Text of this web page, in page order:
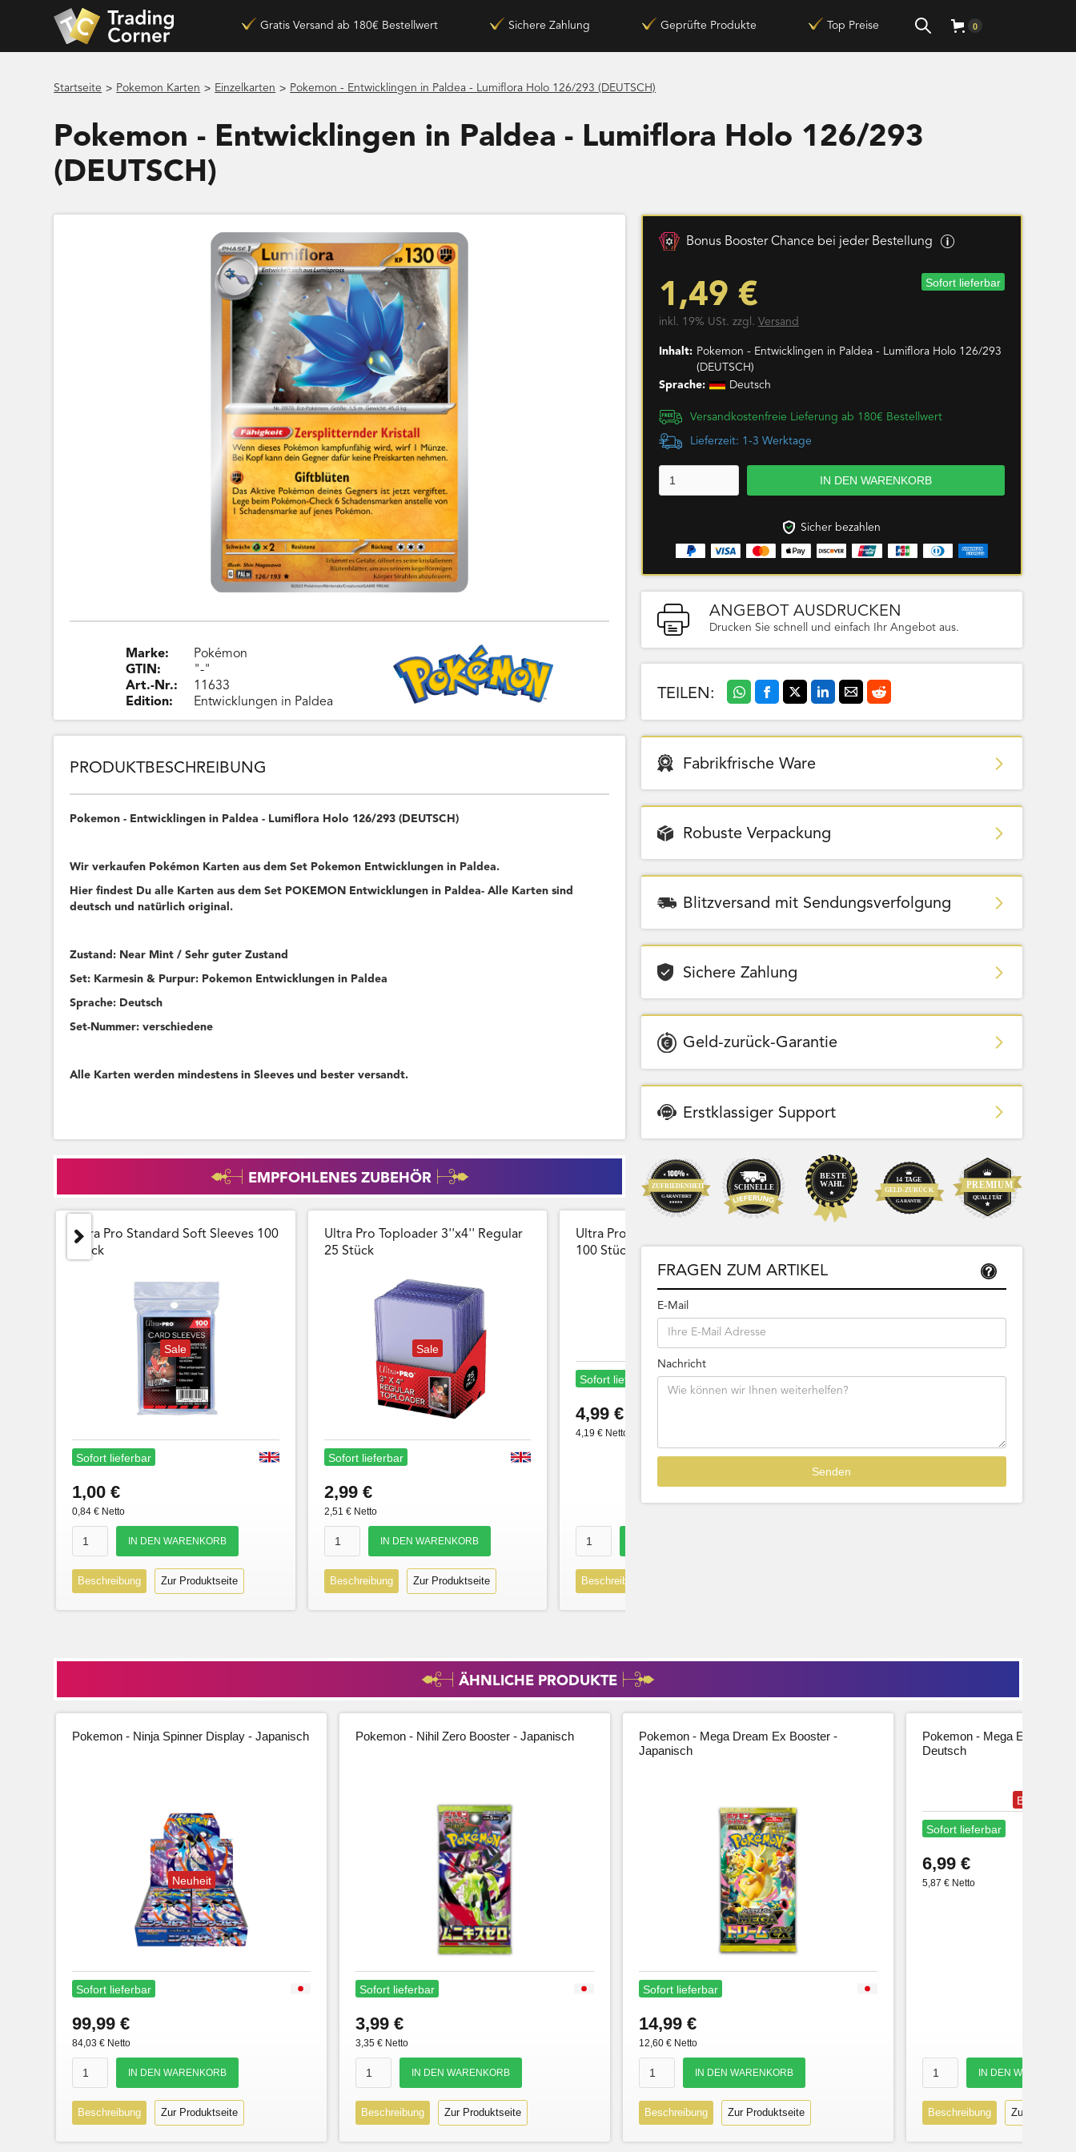
Gratis Versand ab 180€ Bestellwert Sichere Zahlung Geprüfte Produkte Top Preise 0
Startseite > Pokemon Karten > Einzelkarten > Pokemon - Entwicklingen in Paldea - Lumiflora Holo 126/293 (DEUTSCH)
Pokemon - Entwicklingen in Paldea - Lumiflora Holo 126/293
(DEUTSCH)
Marke:
GTIN:
Art.-Nr.:
Edition:
Pokémon
"-"
11633
Entwicklungen in Paldea
Bonus Booster Chance bei jeder Bestellung
1,49 € Sofort lieferbar
inkl. 19% USt. zzgl. Versand
Inhalt: Pokemon - Entwicklingen in Paldea - Lumiflora Holo 126/293
(DEUTSCH)
Sprache:
Deutsch
Versandkostenfreie Lieferung ab 180€ Bestellwert
Lieferzeit: 1-3 Werktage
Sicher bezahlen
ANGEBOT AUSDRUCKEN
Drucken Sie schnell und einfach Ihr Angebot aus.
TEILEN:
PRODUKTBESCHREIBUNG
Pokemon - Entwicklingen in Paldea - Lumiflora Holo 126/293 (DEUTSCH)
Wir verkaufen Pokémon Karten aus dem Set Pokemon Entwicklungen in Paldea.
Hier findest Du alle Karten aus dem Set POKEMON Entwicklungen in Paldea- Alle Karten sind
deutsch und natürlich original.
Zustand: Near Mint / Sehr guter Zustand
Set: Karmesin & Purpur: Pokemon Entwicklungen in Paldea
Sprache: Deutsch
Set-Nummer: verschiedene
Alle Karten werden mindestens in Sleeves und bester versandt.
EMPFOHLENES ZUBEHÖR
Ultra Pro Standard Soft Sleeves 100
Stück
Sale
Sofort lieferbar
1,00 €
0,84 € Netto
Beschreibung Zur Produktseite
Ultra Pro Toploader 3''x4'' Regular
25 Stück
Sale
Sofort lieferbar
2,99 €
2,51 € Netto
Beschreibung Zur Produktseite
Ultra Pro Card Sleeves Team Bags
100 Stück Wiederverschließbar
Sofort lieferbar
4,99 €
4,19 € Netto
Beschreibung
Bestseller
Sofort lieferbar
39,99
Fabrikfrische Ware
Robuste Verpackung
Blitzversand mit Sendungsverfolgung
Sichere Zahlung
Geld-zurück-Garantie
Erstklassiger Support
FRAGEN ZUM ARTIKEL
E-Mail
Nachricht
ÄHNLICHE PRODUKTE
Pokemon - Ninja Spinner Display - Japanisch
Neuheit
Sofort lieferbar
99,99 €
84,03 € Netto
Beschreibung Zur Produktseite
Pokemon - Nihil Zero Booster - Japanisch
Sofort lieferbar
3,99 €
3,35 € Netto
Beschreibung Zur Produktseite
Pokemon - Mega Dream Ex Booster -
Japanisch
Sofort lieferbar
14,99 €
12,60 € Netto
Beschreibung Zur Produktseite
Pokemon - Mega
Deutsch
Bestseller
Sofort lieferbar
6,99 €
5,87 € Netto
Beschreibung Zur